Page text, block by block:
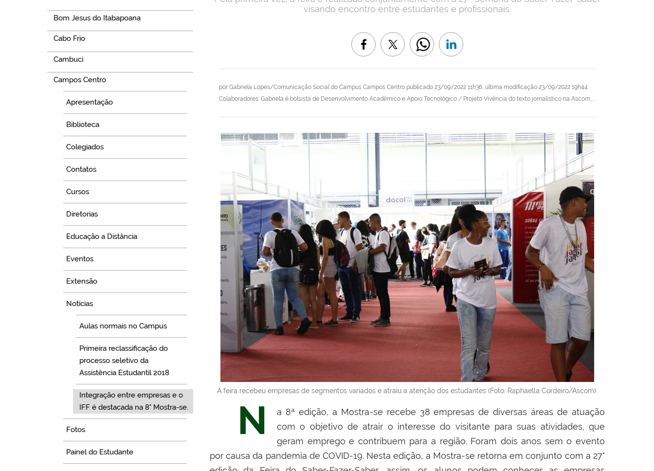
Bom Jesus do Itabapoana
Cabo Frio
Cambuci
Campos Centro
Apresentação
Biblioteca
Colegiados
Contatos
Cursos
Diretorias
Educação a Distância
Eventos
Extensão
Notícias
Aulas normais no Campus
Primeira reclassificação do
processo seletivo da
Assistência Estudantil 2018
Integração entre empresas e o
IFF é destacada na 8° Mostra-se.
Fotos
Painel do Estudante
por Gabriela Lopes/Comunicação Social do Campus Campos Centro publicado 23/09/2022 11h36, última modificação 23/09/2022 19h44
Colaboradores: Gabriela é bolsista de Desenvolvimento Acadêmico e Apoio Tecnológico / Projeto Vivência do texto jornalístico na Ascom., ,
visando encontro entre estudantes e profissionais.
A feira recebeu empresas de segmentos variados e atraiu a atenção dos estudantes (Foto: Raphaella Cordeiro/Ascom).
N
a 8ª edição, a Mostra-se recebe 38 empresas de diversas áreas de atuação
com o objetivo de atrair o interesse do visitante para suas atividades, que
geram emprego e contribuem para a região. Foram dois anos sem o evento
por causa da pandemia de COVID-19. Nesta edição, a Mostra-se retorna em conjunto com a 27°